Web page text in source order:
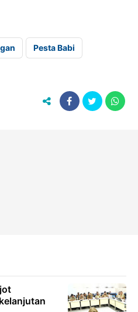
Pesta Babi